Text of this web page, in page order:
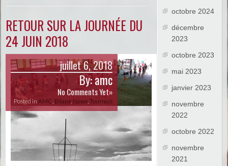
RETOUR SUR LA JOURNÉE DU
24 JUIN 2018
juillet 6, 2018
By:amc
No Comments Yet»
Posted inAMC, Bilans, News,Tournois
octobre 2024
décembre
2023
octobre 2023
mai 2023
janvier 2023
novembre
2022
octobre 2022
novembre
2021